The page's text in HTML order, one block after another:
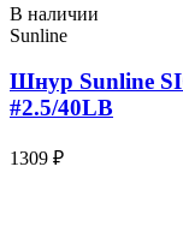
В наличии
Sunline
Шнур Sunline
#2.5/40LB
1309 ₽